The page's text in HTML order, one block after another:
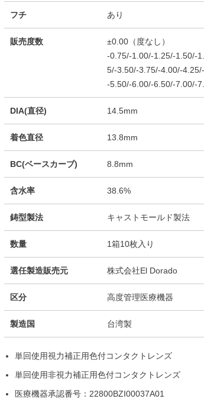
フチ あり
販売度数
±0.00（度なし）
-0.75/-1.00/-1.25/-1.50/-
5/-3.50/-3.75/-4.00/-
-5.50/-6.00/-6.50/-7.00/-
DIA(直径) 14.5mm
着色直径 13.8mm
BC(ベースカーブ) 8.8mm
含水率 38.6%
鋳型製法 キャストモールド製法
数量 1箱10枚入り
選任製造販売元 株式会社El Dorado
区分 高度管理医療機器
製造国 台湾製
単回使用視力補正用色付コンタクトレンズ
単回使用非視力補正用色付コンタクトレンズ
医療機器承認番号：22800BZI00037A01